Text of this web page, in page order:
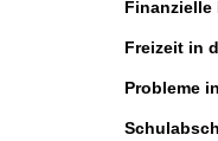
Freizeit in
Probleme